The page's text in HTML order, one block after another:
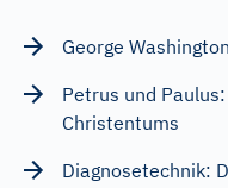
George
Petrus und
Christentums
Diagnosetechnik: